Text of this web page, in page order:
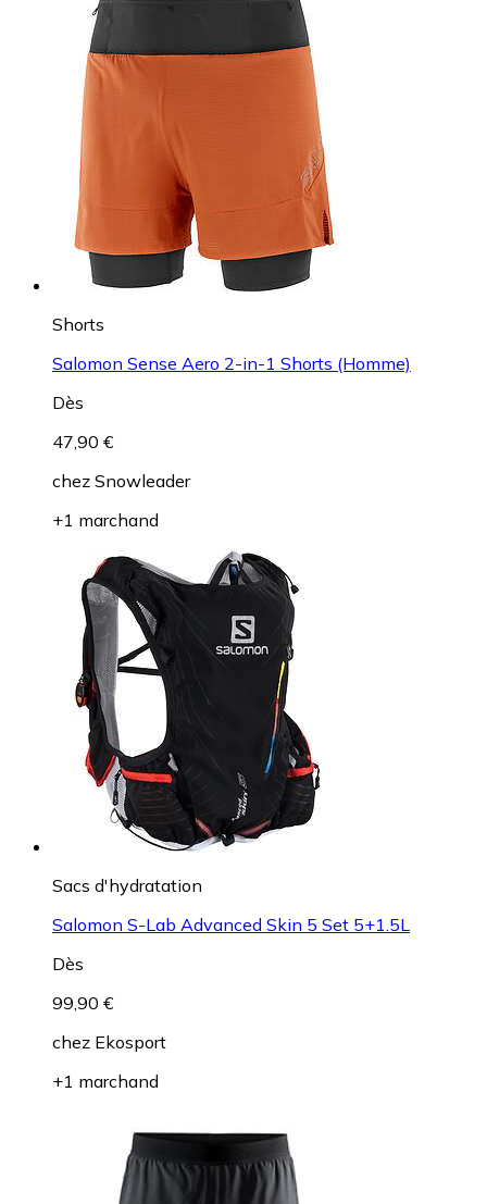
Shorts
Salomon Sense Aero 2-in-1 Shorts (Homme)
Dès
47,90 €
chez Snowleader
+1 marchand
Sacs d'hydratation
Salomon S-Lab Advanced Skin 5 Set 5+1.5L
Dès
99,90 €
chez Ekosport
+1 marchand